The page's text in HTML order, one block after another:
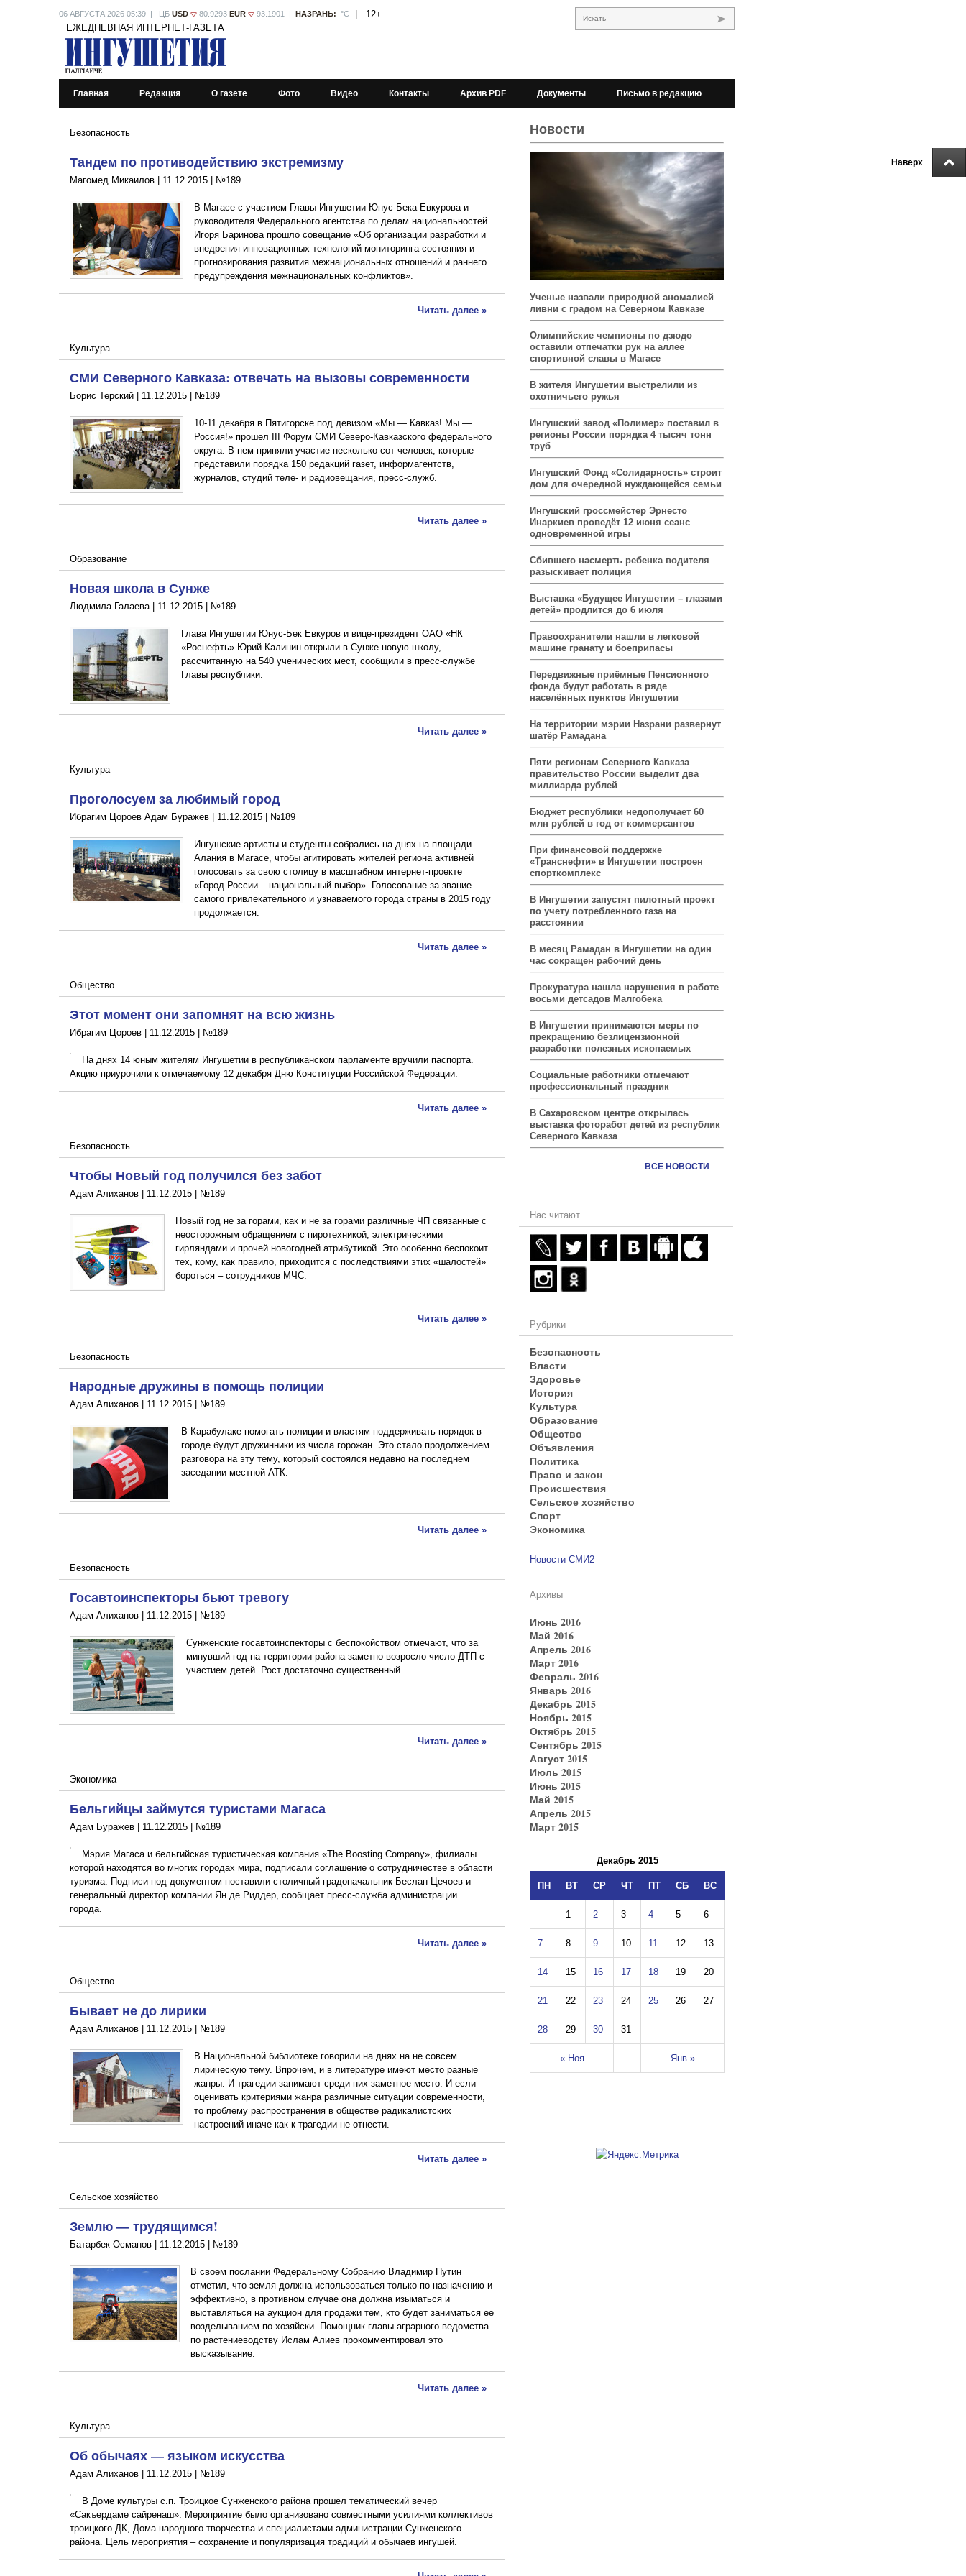
Наверх
06 АВГУСТА 2026 05:39 | ЦБ USD 80.9293 EUR 93.1901 | НАЗРАНЬ: °С 12+ Искать
ЕЖЕДНЕВНАЯ ИНТЕРНЕТ-ГАЗЕТА
Главная Редакция О газете Фото Видео Контакты Архив PDF Документы Письмо в редакцию
Безопасность
Тандем по противодействию экстремизму
Магомед Микаилов | 11.12.2015 №189
В Магасе с участием Главы Ингушетии Юнус-Бека Евкурова и
руководителя Федерального агентства по делам национальностей
Игоря Баринова прошло совещание «Об организации разработки и
внедрения инновационных технологий мониторинга состояния и
прогнозирования развития межнациональных отношений и раннего
предупреждения межнациональных конфликтов».
Читать далее »
Культура
СМИ Северного Кавказа: отвечать на вызовы современности
Борис Терский | 11.12.2015 №189
10-11 декабря в Пятигорске под девизом «Мы — Кавказ! Мы —
Россия!» прошел III Форум СМИ Северо-Кавказского федерального
округа. В нем приняли участие несколько сот человек, которые
представили порядка 150 редакций газет, информагентств,
журналов, студий теле- и радиовещания, пресс-служб.
Читать далее »
Образование
Новая школа в Сунже
Людмила Галаева | 11.12.2015 | №189
Глава Ингушетии Юнус-Бек Евкуров и вице-президент ОАО «НК
«Роснефть» Юрий Калинин открыли в Сунже новую школу,
рассчитанную на 540 ученических мест, сообщили в пресс-службе
Главы республики.
Читать далее »
Культура
Проголосуем за любимый город
Ибрагим Цороев Адам Буражев | 11.12.2015 №189
Ингушские артисты и студенты собрались на днях на площади
Алания в Магасе, чтобы агитировать жителей региона активней
голосовать за свою столицу в масштабном интернет-проекте
«Город России – национальный выбор». Голосование за звание
самого привлекательного и узнаваемого города страны в 2015 году
продолжается.
Читать далее »
Общество
Этот момент они запомнят на всю жизнь
Ибрагим Цороев | 11.12.2015 №189
На днях 14 юным жителям Ингушетии в республиканском парламенте вручили паспорта.
Акцию приурочили к отмечаемому 12 декабря Дню Конституции Российской Федерации.
Читать далее »
Безопасность
Чтобы Новый год получился без забот
Адам Алиханов | 11.12.2015 №189
Новый год не за горами, как и не за горами различные ЧП связанные с
неосторожным обращением с пиротехникой, электрическими
гирляндами и прочей новогодней атрибутикой. Это особенно беспокоит
тех, кому, как правило, приходится с последствиями этих «шалостей»
бороться – сотрудников МЧС.
Читать далее »
Безопасность
Народные дружины в помощь полиции
Адам Алиханов | 11.12.2015 №189
В Карабулаке помогать полиции и властям поддерживать порядок в
городе будут дружинники из числа горожан. Это стало продолжением
разговора на эту тему, который состоялся недавно на последнем
заседании местной АТК.
Читать далее »
Безопасность
Госавтоинспекторы бьют тревогу
Адам Алиханов | 11.12.2015 №189
Сунженские госавтоинспекторы с беспокойством отмечают, что за
минувший год на территории района заметно возросло число ДТП с
участием детей. Рост достаточно существенный.
Читать далее »
Экономика
Бельгийцы займутся туристами Магаса
Адам Буражев | 11.12.2015 | №189
Мэрия Магаса и бельгийская туристическая компания «The Boosting Company», филиалы
которой находятся во многих городах мира, подписали соглашение о сотрудничестве в области
туризма. Подписи под документом поставили столичный градоначальник Беслан Цечоев и
генеральный директор компании Ян де Риддер, сообщает пресс-служба администрации
города.
Читать далее »
Общество
Бывает не до лирики
Адам Алиханов | 11.12.2015 | №189
В Национальной библиотеке говорили на днях на не совсем
лирическую тему. Впрочем, и в литературе имеют место разные
жанры. И трагедии занимают среди них заметное место. И если
оценивать критериями жанра различные ситуации современности,
то проблему распространения в обществе радикалистских
настроений иначе как к трагедии не отнести.
Читать далее »
Сельское хозяйство
Землю — трудящимся!
Батарбек Османов | 11.12.2015 | №189
В своем послании Федеральному Собранию Владимир Путин
отметил, что земля должна использоваться только по назначению и
эффективно, в противном случае она должна изыматься и
выставляться на аукцион для продажи тем, кто будет заниматься ее
возделыванием по-хозяйски. Помощник главы аграрного ведомства
по растениеводству Ислам Алиев прокомментировал это
высказывание:
Читать далее »
Культура
Об обычаях — языком искусства
Адам Алиханов | 11.12.2015 | №189
В Доме культуры с.п. Троицкое Сунженского района прошел тематический вечер
«Сакъердаме сайренаш». Мероприятие было организовано совместными усилиями коллективов
троицкого ДК, Дома народного творчества и специалистами администрации Сунженского
района. Цель мероприятия – сохранение и популяризация традиций и обычаев ингушей.
Новости
Ученые назвали природной аномалией
ливни с градом на Северном Кавказе
Олимпийские чемпионы по дзюдо
оставили отпечатки рук на аллее
спортивной славы в Магасе
В жителя Ингушетии выстрелили из
охотничьего ружья
Ингушский завод «Полимер» поставил в
регионы России порядка 4 тысяч тонн
труб
Ингушский Фонд «Солидарность» строит
дом для очередной нуждающейся семьи
Ингушский гроссмейстер Эрнесто
Инаркиев проведёт 12 июня сеанс
одновременной игры
Сбившего насмерть ребенка водителя
разыскивает полиция
Выставка «Будущее Ингушетии – глазами
детей» продлится до 6 июля
Правоохранители нашли в легковой
машине гранату и боеприпасы
Передвижные приёмные Пенсионного
фонда будут работать в ряде
населённых пунктов Ингушетии
На территории мэрии Назрани развернут
шатёр Рамадана
Пяти регионам Северного Кавказа
правительство России выделит два
миллиарда рублей
Бюджет республики недополучает 60
млн рублей в год от коммерсантов
При финансовой поддержке
«Транснефти» в Ингушетии построен
спорткомплекс
В Ингушетии запустят пилотный проект
по учету потребленного газа на
расстоянии
В месяц Рамадан в Ингушетии на один
час сокращен рабочий день
Прокуратура нашла нарушения в работе
восьми детсадов Малгобека
В Ингушетии принимаются меры по
прекращению безлицензионной
разработки полезных ископаемых
Социальные работники отмечают
профессиональный праздник
В Сахаровском центре открылась
выставка фоторабот детей из республик
Северного Кавказа
ВСЕ НОВОСТИ
Нас читают
Рубрики
Безопасность
Власти
Здоровье
История
Культура
Образование
Общество
Объявления
Политика
Право и закон
Происшествия
Сельское хозяйство
Спорт
Экономика
Новости СМИ2
Архивы
Июнь 2016
Май 2016
Апрель 2016
Март 2016
Февраль 2016
Январь 2016
Декабрь 2015
Ноябрь 2015
Октябрь 2015
Сентябрь 2015
Август 2015
Июль 2015
Июнь 2015
Май 2015
Апрель 2015
Март 2015
Декабрь 2015
ПН ВТ СР ЧТ ПТ СБ ВС
« Ноя Янв »
1 2 3 4 5 6
7 8 9 10 11 12 13
14 15 16 17 18 19 20
21 22 23 24 25 26 27
28 29 30 31